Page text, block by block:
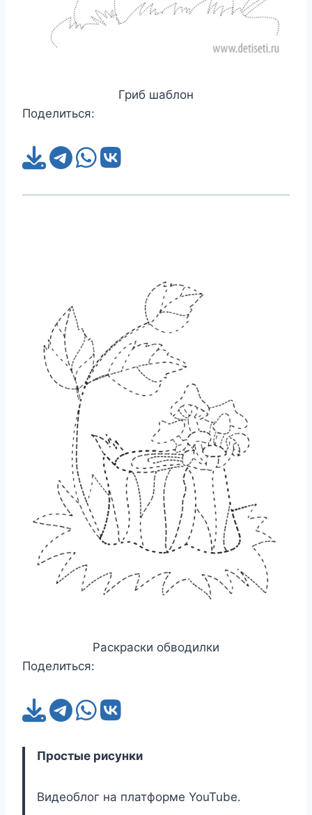
Гриб шаблон
Поделиться:
Раскраски обводилки
Поделиться:
Простые рисунки
Видеоблог на платформе YouTube.